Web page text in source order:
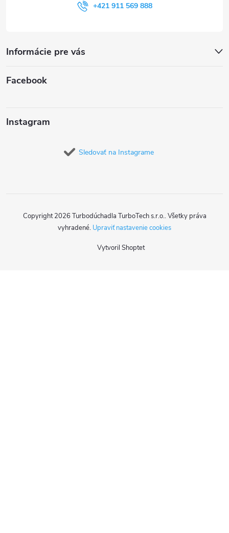
+421 911 569 888
Informácie pre vás
Facebook
Instagram
Sledovať na Instagrame
Vytvoril Shoptet
Copyright 2026 Turbodúchadla TurboTech s.r.o.. Všetky práva
vyhradené. Upraviť nastavenie cookies